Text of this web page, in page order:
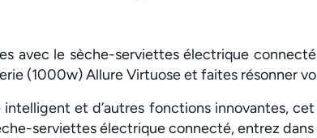
avec le sèche-serviettes électrique
(1000w) Allure Virtuose et faites résonner
et d’autres fonctions innovantes,
serviettes électrique connecté, entrez